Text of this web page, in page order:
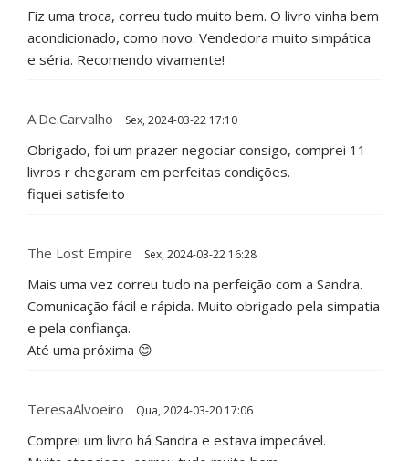
Fiz uma troca, correu tudo muito bem. O livro vinha bem
acondicionado, como novo. Vendedora muito simpática
e séria. Recomendo vivamente!
A.de.carvalho Sex, 2024-03-22 17:10
Obrigado, foi um prazer negociar consigo, comprei 11
livros r chegaram em perfeitas condições.
fiquei satisfeito
The Lost Empire Sex, 2024-03-22 16:28
Mais uma vez correu tudo na perfeição com a Sandra.
Comunicação fácil e rápida. Muito obrigado pela simpatia
e pela confiança.
Até uma próxima 😊
TeresaAlvoeiro Qua, 2024-03-20 17:06
Comprei um livro há Sandra e estava impecável.